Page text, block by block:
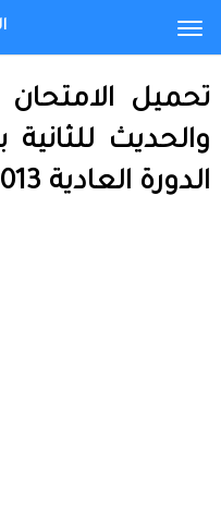
تحميل
والحديث للثانية
الدورة العادية 2013